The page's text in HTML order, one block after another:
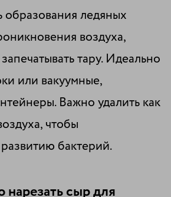
ледяных
воздуха,
тару. Идеально
или вакуумные,
Важно удалить как
чтобы
бактерий.
нарезать сыр для